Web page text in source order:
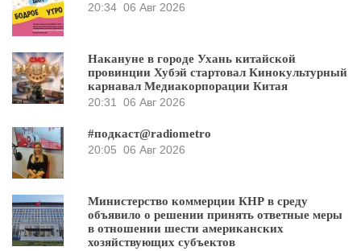
20:34 06 Авг 2026
Накануне в городе Ухань китайской
провинции Хубэй стартовал Кинокультурный
карнавал Медиакорпорации Китая
20:31
06 Авг 2026
#подкаст@radiometro
20:05 06 Авг 2026
Министерство коммерции КНР в среду
объявило о решении принять ответные меры
в отношении шести американских
хозяйствующих субъектов